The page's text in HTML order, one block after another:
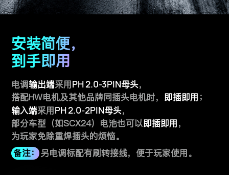
安装简便，
到手即用
电调输出端采用PH 2.0-3PIN母头，
搭配HW电机及其他品牌同插头电机时， 即插即用 ；
输入端采用PH 2.0-2PIN母头，
部分车型（如SCX24）电池也可以即插即用，
为玩家免除重焊插头的烦恼。
备注：另电调标配有刷转接线，便于玩家使用。